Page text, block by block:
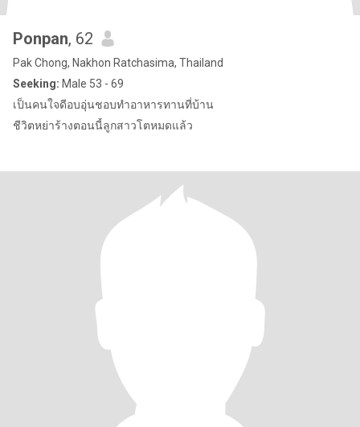
Ponpan, 62
Pak Chong, Nakhon Ratchasima, Thailand
Seeking: Male 53 - 69
เป็นคนใจดีอบอุ่นชอบทำอาหารทานที่บ้าน
ชีวิตหย่าร้างตอนนี้ลูกสาวโตหมดแล้ว